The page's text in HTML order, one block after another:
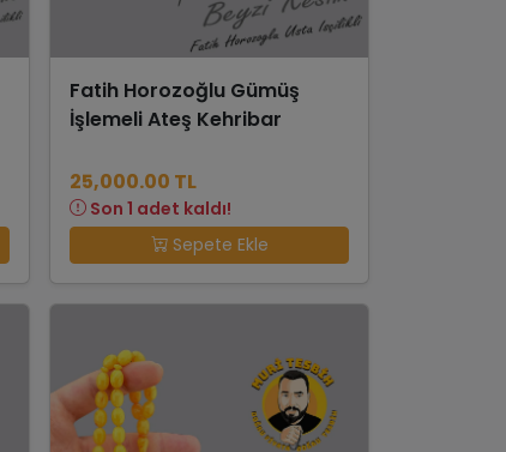
Fatih Horozoğlu Gümüş
İşlemeli Ateş Kehribar
25,000.00 TL
Son 1 adet kaldı!
Sepete Ekle